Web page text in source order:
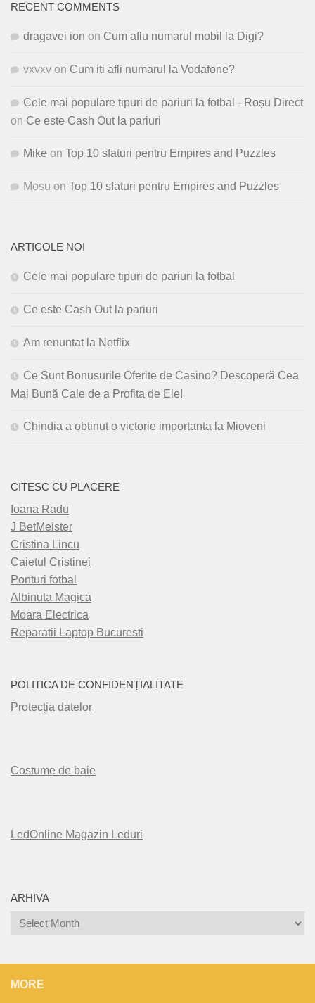
RECENT COMMENTS
dragavei ion on Cum aflu numarul mobil la Digi?
vxvxv on Cum iti afli numarul la Vodafone?
Cele mai populare tipuri de pariuri la fotbal - Roșu Direct
on Ce este Cash Out la pariuri
Mike on Top 10 sfaturi pentru Empires and Puzzles
Mosu on Top 10 sfaturi pentru Empires and Puzzles
ARTICOLE NOI
Cele mai populare tipuri de pariuri la fotbal
Ce este Cash Out la pariuri
Am renuntat la Netflix
Ce Sunt Bonusurile Oferite de Casino? Descoperă Cea
Mai Bună Cale de a Profita de Ele!
Chindia a obtinut o victorie importanta la Mioveni
CITESC CU PLACERE
Ioana Radu
J BetMeister
Cristina Lincu
Caietul Cristinei
Ponturi fotbal
Albinuta Magica
Moara Electrica
Reparatii Laptop Bucuresti
POLITICA DE CONFIDENȚIALITATE
Protecția datelor
Costume de baie
LedOnline Magazin Leduri
ARHIVA
Arhiva
MORE